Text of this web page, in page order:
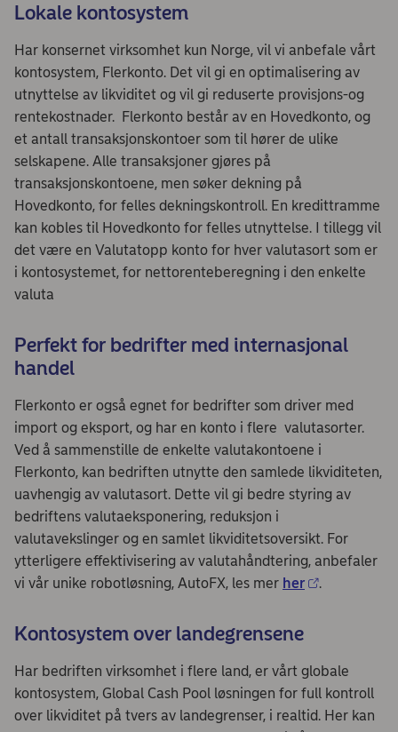
Lokale kontosystem
Har konsernet virksomhet kun Norge, vil vi anbefale vårt
kontosystem, Flerkonto. Det vil gi en optimalisering av
utnyttelse av likviditet og vil gi reduserte provisjons-og
rentekostnader. Flerkonto består av en Hovedkonto, og
et antall transaksjonskontoer som til hører de ulike
selskapene. Alle transaksjoner gjøres på
transaksjonskontoene, men søker dekning på
Hovedkonto, for felles dekningskontroll. En kredittramme
kan kobles til Hovedkonto for felles utnyttelse. I tillegg vil
det være en Valutatopp konto for hver valutasort som er
i kontosystemet, for nettorenteberegning i den enkelte
valuta
Perfekt for bedrifter med internasjonal
handel
Flerkonto er også egnet for bedrifter som driver med
import og eksport, og har en konto i flere valutasorter.
Ved å sammenstille de enkelte valutakontoene i
Flerkonto, kan bedriften utnytte den samlede likviditeten,
uavhengig av valutasort. Dette vil gi bedre styring av
bedriftens valutaeksponering, reduksjon i
valutavekslinger og en samlet likviditetsoversikt. For
ytterligere effektivisering av valutahåndtering, anbefaler
vi vår unike robotløsning, AutoFX, les mer her .
Kontosystem over landegrensene
Har bedriften virksomhet i flere land, er vårt globale
kontosystem, Global Cash Pool løsningen for full kontroll
over likviditet på tvers av landegrenser, i realtid. Her kan